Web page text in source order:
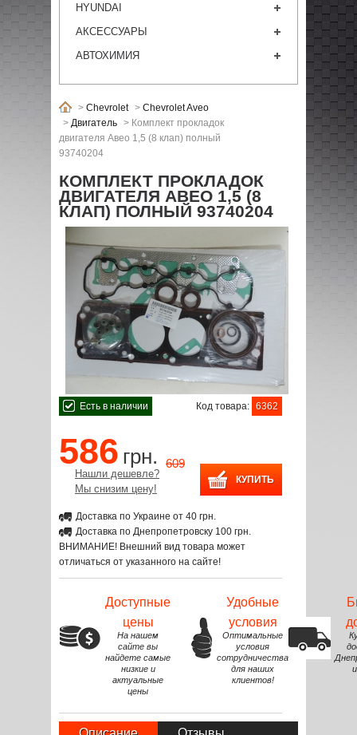
HYUNDAI
АКСЕССУАРЫ
АВТОХИМИЯ
> Chevrolet > Chevrolet Aveo
> Двигатель > Комплект прокладок
двигателя Авео 1,5 (8 клап) полный
93740204
КОМПЛЕКТ ПРОКЛАДОК
ДВИГАТЕЛЯ АВЕО 1,5 (8
КЛАП) ПОЛНЫЙ 93740204
Есть в наличии Код товара: 6362
586 грн. 609
Нашли дешевле?
Мы снизим цену!
Доставка по Украине от 40 грн.
Доставка по Днепропетровску 100 грн.
ВНИМАНИЕ! Внешний вид товара может
отличаться от указанного на сайте!
Доступные
цены
На нашем
сайте вы
найдете самые
низкие и
актуальные
цены
Удобные
условия
Оптимальные
условия
сотрудничества
для наших
клиентов!